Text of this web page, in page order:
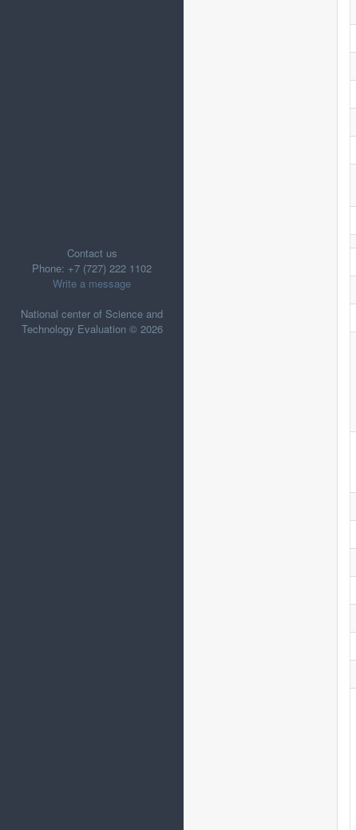
Contact us
Phone: +7 (727) 222 1102
Write a message
National center of Science and
Technology Evaluation © 2026